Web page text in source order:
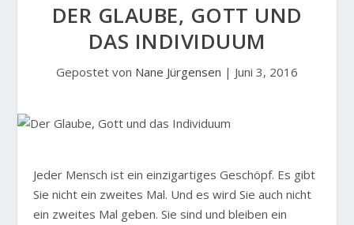
DER GLAUBE, GOTT UND
DAS INDIVIDUUM
Gepostet von Nane Jürgensen | Juni 3, 2016
Jeder Mensch ist ein einzigartiges Geschöpf. Es gibt
Sie nicht ein zweites Mal. Und es wird Sie auch nicht
ein zweites Mal geben. Sie sind und bleiben ein